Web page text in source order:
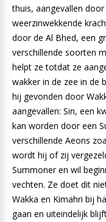
thuis, aangevallen
weerzinwekkende
door de Al Bhed, een
verschillende soorten
helpt ze totdat ze
wakker in de zee in de
hij gevonden door
aangevallen: Sin, een
kan worden door een
verschillende Aeons
wordt hij of zij
Summoner en wil
vechten. Ze doet dit
Wakka en Kimahri bij
gaan en uiteindelijk